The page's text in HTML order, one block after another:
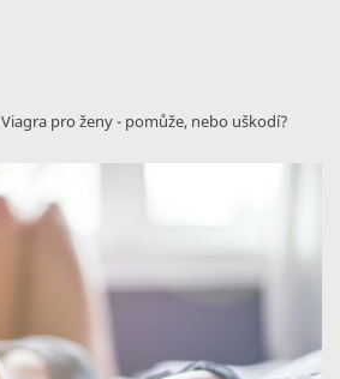
Viagra pro ženy - pomůže, nebo uškodí?